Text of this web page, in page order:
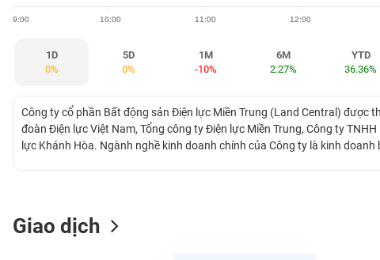
9:00 10:00 11:00 12:00
1D
0%
5D
0%
1M
-10%
6M
2.27%
YTD
36.36%
Công ty cổ phần Bất động sản Điện lực Miền Trung (Land Central) được
đoàn Điện lực Việt Nam, Tổng công ty Điện lực Miền Trung, Công ty
lực Khánh Hòa. Ngành nghề kinh doanh chính của Công ty là kinh
Giao dịch
GIỚI